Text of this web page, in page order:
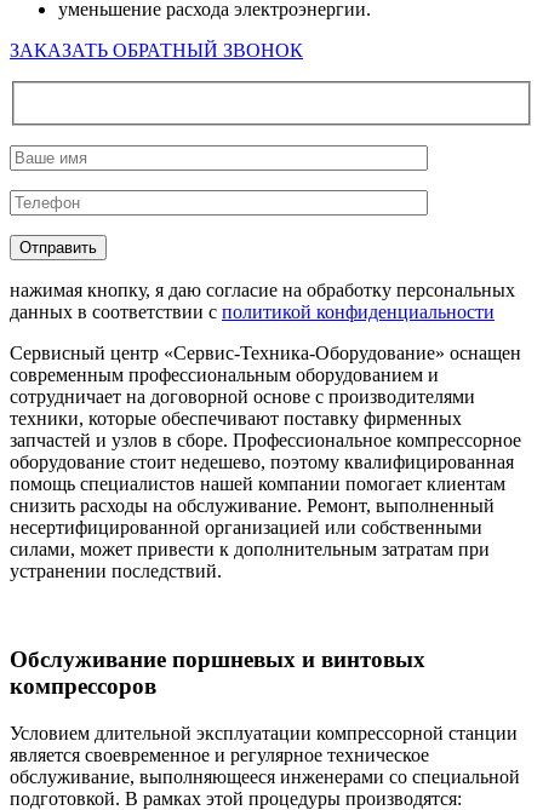
уменьшение расхода электроэнергии.
ЗАКАЗАТЬ ОБРАТНЫЙ ЗВОНОК
нажимая кнопку, я даю согласие на обработку персональных
данных в соответствии с политикой конфиденциальности
Сервисный центр «Сервис-Техника-Оборудование» оснащен
современным профессиональным оборудованием и
сотрудничает на договорной основе с производителями
техники, которые обеспечивают поставку фирменных
запчастей и узлов в сборе. Профессиональное компрессорное
оборудование стоит недешево, поэтому квалифицированная
помощь специалистов нашей компании помогает клиентам
снизить расходы на обслуживание. Ремонт, выполненный
несертифицированной организацией или собственными
силами, может привести к дополнительным затратам при
устранении последствий.
Обслуживание поршневых и винтовых
компрессоров
Условием длительной эксплуатации компрессорной станции
является своевременное и регулярное техническое
обслуживание, выполняющееся инженерами со специальной
подготовкой. В рамках этой процедуры производятся: